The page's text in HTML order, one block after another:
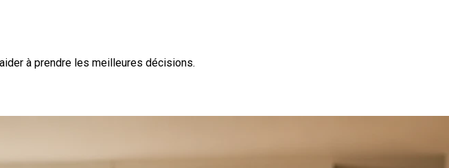
à prendre les meilleures décisions.